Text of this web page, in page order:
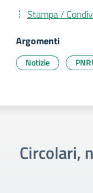
Stampa /
Argomenti
Notizie
Circolari,